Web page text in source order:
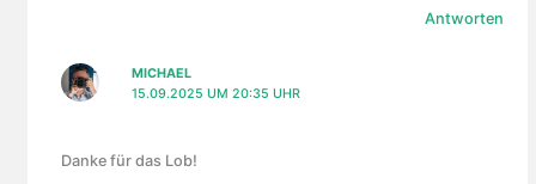
Antworten
MICHAEL
15.09.2025 UM 20:35 UHR
Danke für das Lob!